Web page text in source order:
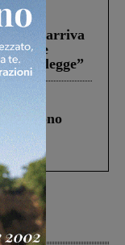
fuggi’ arriva
la legge”
morirono
il